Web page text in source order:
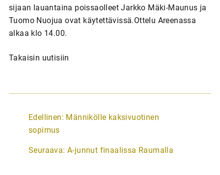
sijaan lauantaina poissaolleet Jarkko Mäki-Maunus ja
Tuomo Nuojua ovat käytettävissä.Ottelu Areenassa
alkaa klo 14.00.
Takaisin uutisiin
A
r
i
Edellinen: Männikölle kaksivuotinen
sopimus
Seuraava: A-junnut finaalissa Raumalla